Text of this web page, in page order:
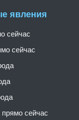
явления
сейчас
сейчас
сейчас